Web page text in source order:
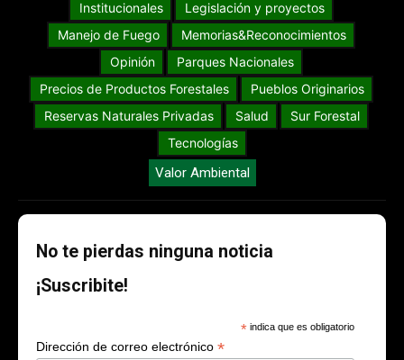
Institucionales
Legislación y proyectos
Manejo de Fuego
Memorias&Reconocimientos
Opinión
Parques Nacionales
Precios de Productos Forestales
Pueblos Originarios
Reservas Naturales Privadas
Salud
Sur Forestal
Tecnologías
Valor Ambiental
No te pierdas ninguna noticia
¡Suscribite!
* indica que es obligatorio
Dirección de correo electrónico *